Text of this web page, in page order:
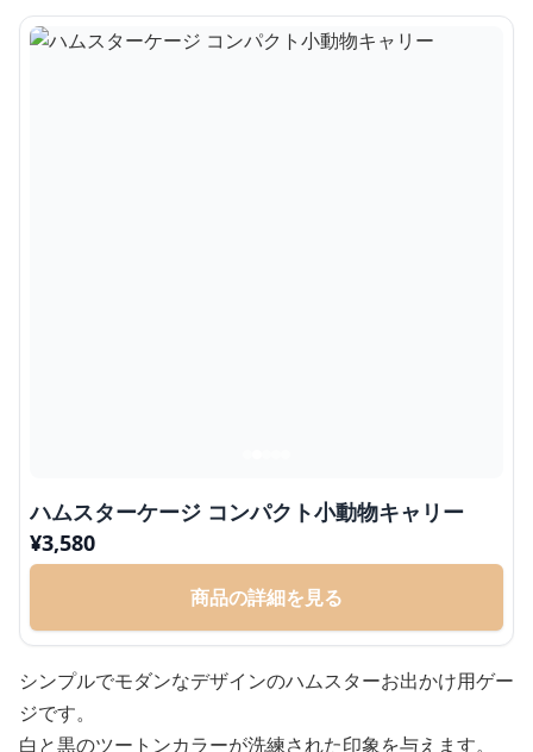
ハムスターケージ コンパクト小動物キャリー
¥3,580
商品の詳細を見る
シンプルでモダンなデザインのハムスターお出かけ用ゲー
ジです。
白と黒のツートンカラーが洗練された印象を与えます。